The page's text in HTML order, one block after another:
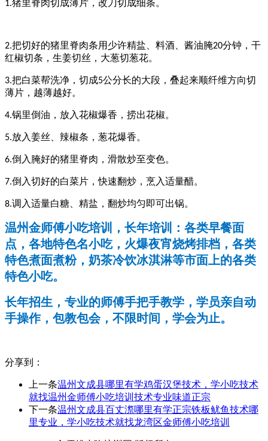
1.猪里脊肉切成薄片，改刀切成细条。
2.把切好的猪里脊肉条用少许精盐、料酒、酱油腌20分钟，干
红椒切条，生姜切丝，大葱切葱花。
3.把白菜帮洗净，切成5公分长的大段，叠起来顺纤维方向切
薄片，越薄越好。
4.锅里倒油，放入花椒爆香，捞出花椒。
5.放入姜丝、辣椒条，葱花爆香。
6.倒入腌好的猪里脊肉，滑散炒至变色。
7.倒入切好的白菜片，快速翻炒，烹入适量醋。
8.调入适量白糖、精盐，翻炒均匀即可出锅。
温州金师傅小吃培训，长年培训：各类早餐面
点，各地特色名小吃，火爆夜宵烧烤排档，各类
特色煮面煮粉，奶茶冷饮冰淇淋等市面上的各类
特色小吃。
长年招生，专业的师傅手把手教学，学员亲自动
手操作，包教包会，不限时间，学会为止。
分享到：
上一条温州文成县哪里有学鸡蛋汉堡技术，学小吃技术
就找温州金师傅小吃培训技术专业味道正宗
下一条温州文成县百丈漈哪里有学正宗铁板鱿鱼技术哪
里专业，学小吃技术就找龙湾区金师傅小吃培训